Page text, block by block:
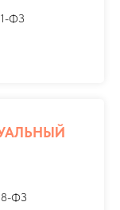
ФЗ
ФЗ